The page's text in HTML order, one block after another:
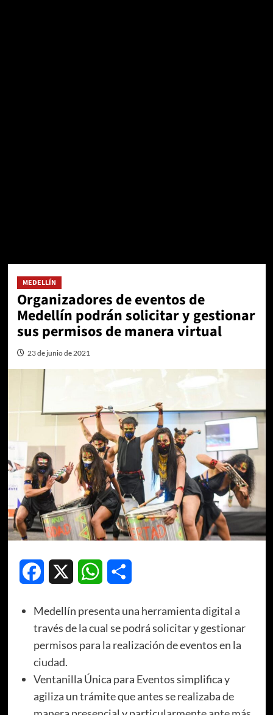
MEDELLÍN
Organizadores de eventos de
Medellín podrán solicitar y gestionar
sus permisos de manera virtual
23 de junio de 2021
Facebook WhatsApp
Medellín presenta una herramienta digital a
través de la cual se podrá solicitar y gestionar
permisos para la realización de eventos en la
ciudad.
Ventanilla Única para Eventos simplifica y
agiliza un trámite que antes se realizaba de